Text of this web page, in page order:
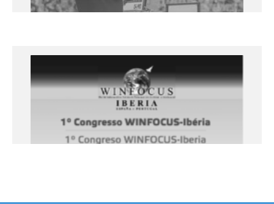
WINFOCUS World Congress 2021
Online